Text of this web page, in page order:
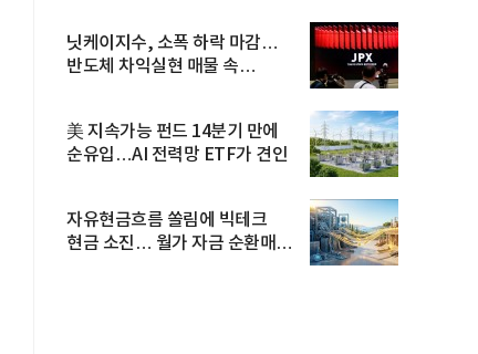
닛케이지수, 소폭 하락 마감…
반도체 차익실현 매물 속
美 지속가능 펀드 14분기 만에
순유입…AI 전력망 ETF가 견인
자유현금흐름 쏠림에 빅테크
현금 소진… 월가 자금 순환매